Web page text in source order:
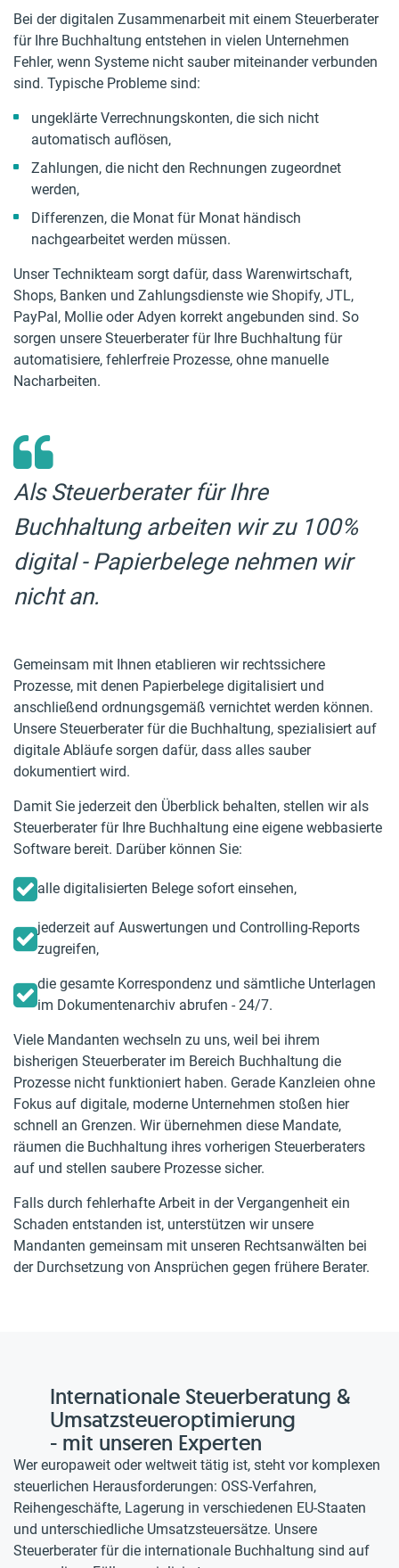
Bei der digitalen Zusammenarbeit mit einem Steuerberater
für Ihre Buchhaltung entstehen in vielen Unternehmen
Fehler, wenn Systeme nicht sauber miteinander verbunden
sind. Typische Probleme sind:
ungeklärte Verrechnungskonten, die sich nicht
automatisch auflösen,
Zahlungen, die nicht den Rechnungen zugeordnet
werden,
Differenzen, die Monat für Monat händisch
nachgearbeitet werden müssen.
Unser Technikteam sorgt dafür, dass Warenwirtschaft,
Shops, Banken und Zahlungsdienste wie Shopify, JTL,
PayPal, Mollie oder Adyen korrekt angebunden sind. So
sorgen unsere Steuerberater für Ihre Buchhaltung für
automatisiere, fehlerfreie Prozesse, ohne manuelle
Nacharbeiten.
Als Steuerberater für Ihre
Buchhaltung arbeiten wir zu 100%
digital - Papierbelege nehmen wir
nicht an.
Gemeinsam mit Ihnen etablieren wir rechtssichere
Prozesse, mit denen Papierbelege digitalisiert und
anschließend ordnungsgemäß vernichtet werden können.
Unsere Steuerberater für die Buchhaltung, spezialisiert auf
digitale Abläufe sorgen dafür, dass alles sauber
dokumentiert wird.
Damit Sie jederzeit den Überblick behalten, stellen wir als
Steuerberater für Ihre Buchhaltung eine eigene webbasierte
Software bereit. Darüber können Sie:
alle digitalisierten Belege sofort einsehen,
jederzeit auf Auswertungen und Controlling-Reports
zugreifen,
die gesamte Korrespondenz und sämtliche Unterlagen
im Dokumentenarchiv abrufen - 24/7.
Viele Mandanten wechseln zu uns, weil bei ihrem
bisherigen Steuerberater im Bereich Buchhaltung die
Prozesse nicht funktioniert haben. Gerade Kanzleien ohne
Fokus auf digitale, moderne Unternehmen stoßen hier
schnell an Grenzen. Wir übernehmen diese Mandate,
räumen die Buchhaltung ihres vorherigen Steuerberaters
auf und stellen saubere Prozesse sicher.
Falls durch fehlerhafte Arbeit in der Vergangenheit ein
Schaden entstanden ist, unterstützen wir unsere
Mandanten gemeinsam mit unseren Rechtsanwälten bei
der Durchsetzung von Ansprüchen gegen frühere Berater.
Internationale Steuerberatung &
Umsatzsteueroptimierung
- mit unseren Experten
Wer europaweit oder weltweit tätig ist, steht vor komplexen
steuerlichen Herausforderungen: OSS-Verfahren,
Reihengeschäfte, Lagerung in verschiedenen EU-Staaten
und unterschiedliche Umsatzsteuersätze. Unsere
Steuerberater für die internationale Buchhaltung sind auf